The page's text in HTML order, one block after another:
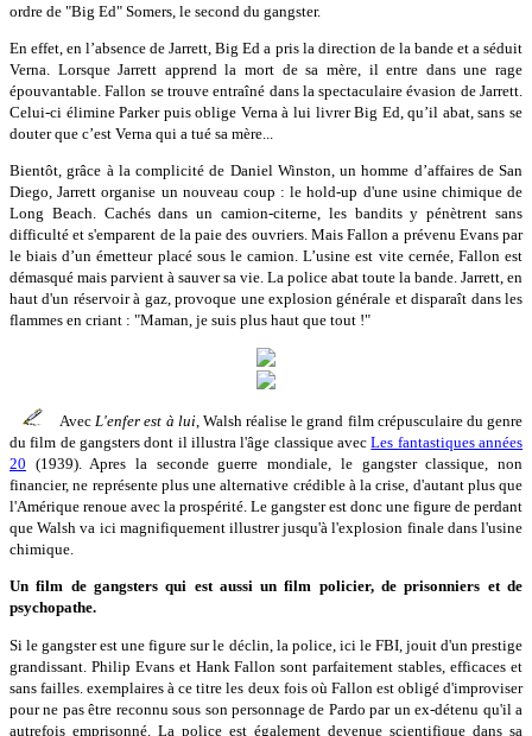
ordre de "Big Ed" Somers, le second du gangster.
En effet, en l’absence de Jarrett, Big Ed a pris la direction de la bande et a séduit
Verna. Lorsque Jarrett apprend la mort de sa mère, il entre dans une rage
épouvantable. Fallon se trouve entraîné dans la spectaculaire évasion de Jarrett.
Celui-ci élimine Parker puis oblige Verna à lui livrer Big Ed, qu’il abat, sans se
douter que c’est Verna qui a tué sa mère...
Bientôt, grâce à la complicité de Daniel Winston, un homme d’affaires de San
Diego, Jarrett organise un nouveau coup : le hold-up d'une usine chimique de
Long Beach. Cachés dans un camion-citerne, les bandits y pénètrent sans
difficulté et s'emparent de la paie des ouvriers. Mais Fallon a prévenu Evans par
le biais d’un émetteur placé sous le camion. L’usine est vite cernée, Fallon est
démasqué mais parvient à sauver sa vie. La police abat toute la bande. Jarrett, en
haut d'un réservoir à gaz, provoque une explosion générale et disparaît dans les
flammes en criant : "Maman, je suis plus haut que tout !"
Avec L'enfer est à lui, Walsh réalise le grand film crépusculaire du genre
du film de gangsters dont il illustra l'âge classique avecLes fantastiques années
20 (1939). Apres la seconde guerre mondiale, le gangster classique, non
financier, ne représente plus une alternative crédible à la crise, d'autant plus que
l'Amérique renoue avec la prospérité. Le gangster est donc une figure de perdant
que Walsh va ici magnifiquement illustrer jusqu'à l'explosion finale dans l'usine
chimique.
Un film de gangsters qui est aussi un film policier, de prisonniers et de
psychopathe.
Si le gangster est une figure sur le déclin, la police, ici le FBI, jouit d'un prestige
grandissant. Philip Evans et Hank Fallon sont parfaitement stables, efficaces et
sans failles. exemplaires à ce titre les deux fois où Fallon est obligé d'improviser
pour ne pas être reconnu sous son personnage de Pardo par un ex-détenu qu'il a
autrefois emprisonné. La police est également devenue scientifique dans sa